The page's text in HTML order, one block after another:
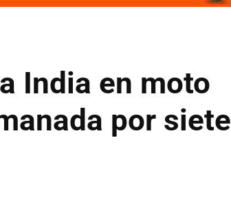
India en moto
por siete